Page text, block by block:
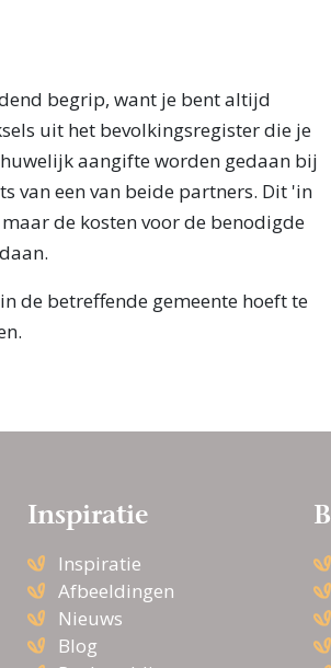
begrip, want je bent altijd
uit het bevolkingsregister die je
aangifte worden gedaan bij
van een van beide partners. Dit 'in
de kosten voor de benodigde
de betreffende gemeente hoeft te
Inspiratie
Inspiratie
Afbeeldingen
Nieuws
Blog